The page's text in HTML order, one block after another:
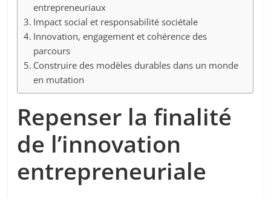
entrepreneuriaux
Impact social et responsabilité sociétale
Innovation, engagement et cohérence des
parcours
Construire des modèles durables dans un monde
en mutation
Repenser la finalité
de l’innovation
entrepreneuriale